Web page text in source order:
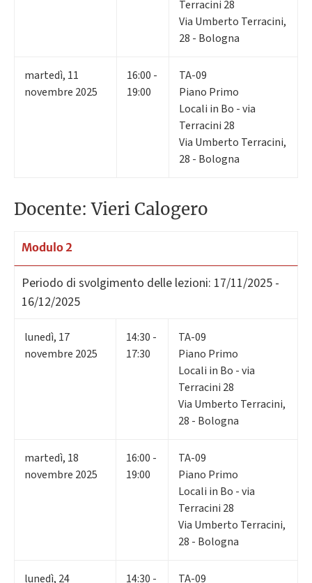
Terracini 28
Via Umberto Terracini,
28 - Bologna
martedì, 11
novembre 2025
16:00 -
19:00
TA-09
Piano Primo
Locali in Bo - via
Terracini 28
Via Umberto Terracini,
28 - Bologna
Docente: Vieri Calogero
Modulo 2
Periodo di svolgimento delle lezioni: 17/11/2025 -
16/12/2025
lunedì, 17
novembre 2025
14:30 -
17:30
TA-09
Piano Primo
Locali in Bo - via
Terracini 28
Via Umberto Terracini,
28 - Bologna
martedì, 18
novembre 2025
16:00 -
19:00
TA-09
Piano Primo
Locali in Bo - via
Terracini 28
Via Umberto Terracini,
28 - Bologna
lunedì, 24
14:30 -
TA-09